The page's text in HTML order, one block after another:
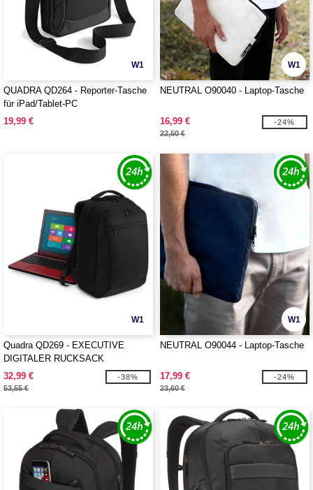
W1
QUADRA QD264 - Reporter-Tasche
für iPad/Tablet-PC
19,99 €
W1
NEUTRAL O90040 - Laptop-Tasche
16,99 €
22,50 €
-24%
W1
Quadra QD269 - EXECUTIVE
DIGITALER RUCKSACK
32,99 €
53,55 €
-38%
W1
NEUTRAL O90044 - Laptop-Tasche
17,99 €
23,60 €
-24%